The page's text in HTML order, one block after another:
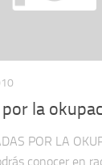
por la
POR LA
conocer en